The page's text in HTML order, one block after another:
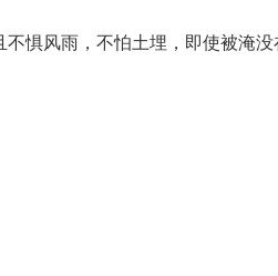
惧风雨，不怕土埋，即使被淹